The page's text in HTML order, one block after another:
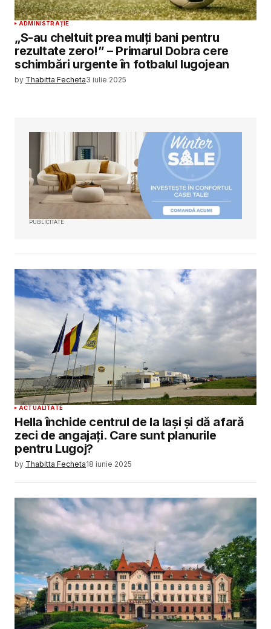
ADMINISTRAȚIE
„S-au cheltuit prea mulți bani pentru
rezultate zero!” – Primarul Dobra cere
schimbări urgente în fotbalul lugojean
by Thabitta Fecheta3 iulie 2025
PUBLICITATE
ACTUALITATE
Hella închide centrul de la Iași și dă afară
zeci de angajați. Care sunt planurile
pentru Lugoj?
by Thabitta Fecheta18 iunie 2025